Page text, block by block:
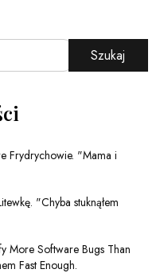
Szukaj
Frydrychowie. "Mama i
"Chyba stuknąłem
More Software Bugs Than
Fast Enough.